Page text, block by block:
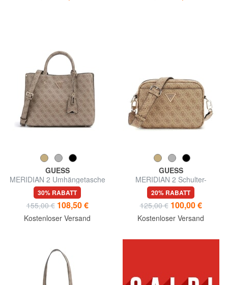
GUESS
MERIDIAN 2 Umhängetasche
30% RABATT
155,00 € 108,50 €
Kostenloser Versand
GUESS
MERIDIAN 2 Schulter-
Kameratasche
20% RABATT
125,00 € 100,00 €
Kostenloser Versand